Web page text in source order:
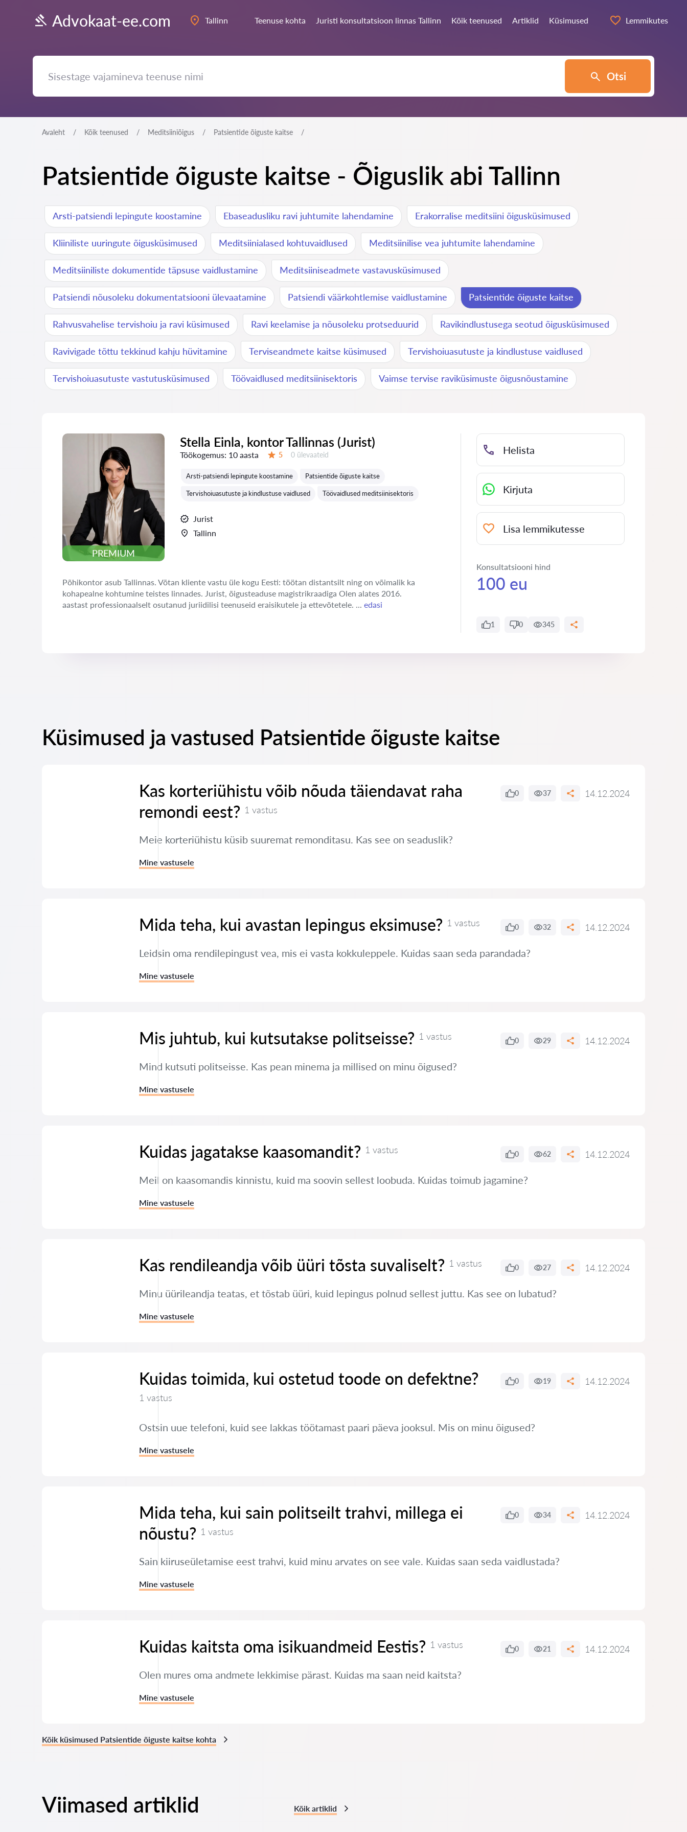
Advokaat-ee.com Tallinn Teenuse kohta Juristi konsultatsioon linnas Tallinn Kõik teenused Artiklid Küsimused Lemmikutes
Otsi
Avaleht Kõik teenused Meditsiiniõigus Patsientide õiguste kaitse
Patsientide õiguste kaitse - Õiguslik abi Tallinn
Arsti-patsiendi lepingute koostamine Ebaseadusliku ravi juhtumite lahendamine Erakorralise meditsiini õigusküsimused
Kliiniliste uuringute õigusküsimused Meditsiinialased kohtuvaidlused Meditsiinilise vea juhtumite lahendamine
Meditsiiniliste dokumentide täpsuse vaidlustamine Meditsiiniseadmete vastavusküsimused
Patsiendi nõusoleku dokumentatsiooni ülevaatamine Patsiendi väärkohtlemise vaidlustamine Patsientide õiguste kaitse
Rahvusvahelise tervishoiu ja ravi küsimused Ravi keelamise ja nõusoleku protseduurid Ravikindlustusega seotud õigusküsimused
Ravivigade tõttu tekkinud kahju hüvitamine Terviseandmete kaitse küsimused Tervishoiuasutuste ja kindlustuse vaidlused
Tervishoiuasutuste vastutusküsimused Töövaidlused meditsiinisektoris Vaimse tervise raviküsimuste õigusnõustamine
PREMIUM
Stella Einla, kontor Tallinnas (Jurist)
Töökogemus: 10 aasta 5 Ülevaateid:
0 ülevaateid
Arsti-patsiendi lepingute koostamine Patsientide õiguste kaitse
Tervishoiuasutuste ja kindlustuse vaidlused Töövaidlused meditsiinisektoris
Jurist
Tallinn
Põhikontor asub Tallinnas. Võtan kliente vastu üle kogu Eesti: töötan distantsilt ning on võimalik ka
kohapealne kohtumine teistes linnades. Jurist, õigusteaduse magistrikraadiga Olen alates 2016.
aastast professionaalselt osutanud juriidilisi teenuseid eraisikutele ja ettevõtetele. ... edasi
Helista
Kirjuta
Lisa lemmikutesse
Konsultatsiooni hind
100 eu
1 0 345
Küsimused ja vastused Patsientide õiguste kaitse
Kas korteriühistu võib nõuda täiendavat raha
remondi eest? 1 vastus
0 37 14.12.2024
Meie korteriühistu küsib suuremat remonditasu. Kas see on seaduslik?
Mine vastusele
Mida teha, kui avastan lepingus eksimuse? 1 vastus 0 32 14.12.2024
Leidsin oma rendilepingust vea, mis ei vasta kokkuleppele. Kuidas saan seda parandada?
Mine vastusele
Mis juhtub, kui kutsutakse politseisse? 1 vastus 0 29 14.12.2024
Mind kutsuti politseisse. Kas pean minema ja millised on minu õigused?
Mine vastusele
Kuidas jagatakse kaasomandit? 1 vastus 0 62 14.12.2024
Meil on kaasomandis kinnistu, kuid ma soovin sellest loobuda. Kuidas toimub jagamine?
Mine vastusele
Kas rendileandja võib üüri tõsta suvaliselt? 1 vastus 0 27 14.12.2024
Minu üürileandja teatas, et tõstab üüri, kuid lepingus polnud sellest juttu. Kas see on lubatud?
Mine vastusele
Kuidas toimida, kui ostetud toode on defektne?
1 vastus
0 19 14.12.2024
Ostsin uue telefoni, kuid see lakkas töötamast paari päeva jooksul. Mis on minu õigused?
Mine vastusele
Mida teha, kui sain politseilt trahvi, millega ei
nõustu? 1 vastus
0 34 14.12.2024
Sain kiiruseületamise eest trahvi, kuid minu arvates on see vale. Kuidas saan seda vaidlustada?
Mine vastusele
Kuidas kaitsta oma isikuandmeid Eestis? 1 vastus 0 21 14.12.2024
Olen mures oma andmete lekkimise pärast. Kuidas ma saan neid kaitsta?
Mine vastusele
Kõik küsimused Patsientide õiguste kaitse kohta
Viimased artiklid Kõik artiklid